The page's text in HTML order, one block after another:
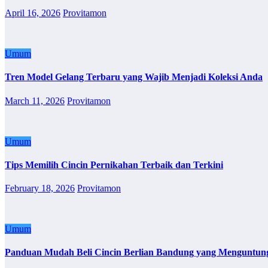
April 16, 2026 Provitamon
Umum
Tren Model Gelang Terbaru yang Wajib Menjadi Koleksi Anda
March 11, 2026 Provitamon
Umum
Tips Memilih Cincin Pernikahan Terbaik dan Terkini
February 18, 2026 Provitamon
Umum
Panduan Mudah Beli Cincin Berlian Bandung yang